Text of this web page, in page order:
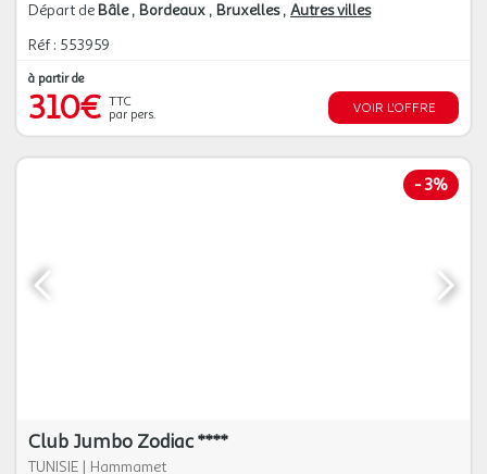
Départ de Bâle Bordeaux Bruxelles Autres villes
Réf : 553959
à partir de
310€ TTC
par pers.
VOIR L'OFFRE
-3%
Club Jumbo Zodiac ****
TUNISIE | Hammamet